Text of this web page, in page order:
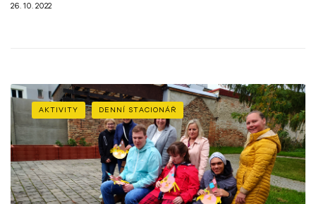
26. 10. 2022
AKTIVITY DENNÍ STACIONÁŘ